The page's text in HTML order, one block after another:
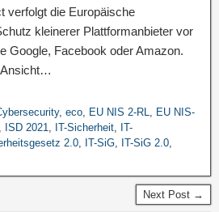
verfolgt die Europäische
kleinerer Plattformanbieter vor
Google, Facebook oder Amazon.
Ansicht…
, eco, EU NIS 2-RL, EU NIS-
, ISD 2021, IT-Sicherheit, IT-
2.0, IT-SiG, IT-SiG 2.0,
Next Post →